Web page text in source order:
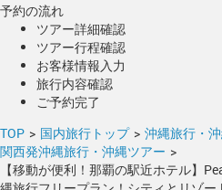
予約の流れ
ツアー詳細確認
ツアー行程確認
お客様情報入力
旅行内容確認
ご予約完了
TOP > 国内旅行トップ > 沖縄旅行・
関西発沖縄旅行・沖縄ツアー >
【移動が便利！那覇の駅近ホテル】